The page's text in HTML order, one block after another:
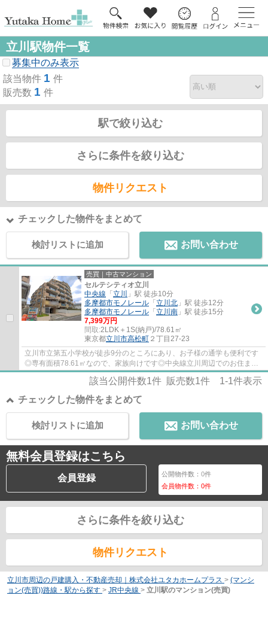
立川駅物件一覧
募集中のみ表示
該当物件 1 件
販売数 1 件
駅で絞り込む
さらに条件を絞り込む
物件リクエスト
チェックした物件をまとめて
検討リストに追加 お問い合わせ
売買｜中古マンション
セルテシティオ立川
中央線 「 立川
」駅 徒歩10分
多摩都市モノレール 「 立川北 」駅 徒歩12分
多摩都市モノレール 「 立川南 」駅 徒歩15分
7,399万円
間取:2LDK＋1S(納戸)/78.61㎡
東京都立川市高松町 ２丁目27-23
立川市立第五小学校が徒歩9分のところにあり、お子様の通学も便利です
◎専有面積78.61㎡なので、家族向けです◎中央線立川周辺でのお住まい
情報なら、まずはplus_tachikawa@yutaka-home....
該当公開件数1件 販売数1件 1-1件表示
チェックした物件をまとめて
お問い合わせ
検討リストに追加
無料会員登録はこちら
会員登録 公開物件数：0件
会員物件数：0件
さらに条件を絞り込む
物件リクエスト
立川市周辺の戸建購入・不動産売却｜株式会社ユタカホームプラス > (マンシ
ョン(売買))路線・駅から探す > JR中央線 > 立川駅のマンション(売買)